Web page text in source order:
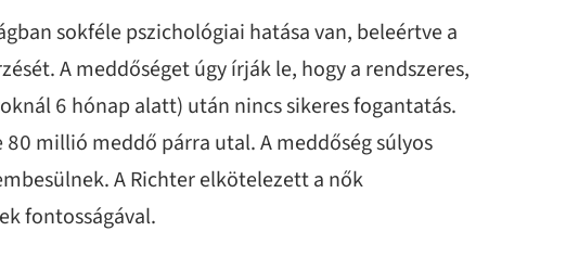
sokféle pszichológiai hatása van, beleértve a
A meddőséget úgy írják le, hogy a rendszeres,
6 hónap alatt) után nincs sikeres fogantatás.
millió meddő párra utal. A meddőség súlyos
A Richter elkötelezett a nők
fontosságával.